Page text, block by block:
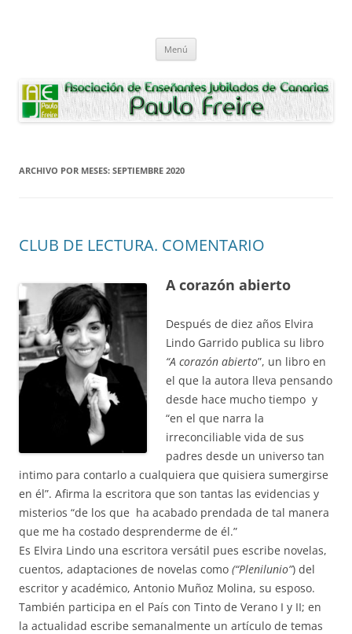
Paulo Freire
Menú
ARCHIVO POR MESES: SEPTIEMBRE 2020
CLUB DE LECTURA. COMENTARIO
A corazón abierto
Después de diez años Elvira
Lindo Garrido publica su libro
“A corazón abierto”, un libro en
el que la autora lleva pensando
desde hace mucho tiempo y
“en el que narra la
irreconciliable vida de sus
padres desde un universo tan
intimo para contarlo a cualquiera que quisiera sumergirse
en él”. Afirma la escritora que son tantas las evidencias y
misterios “de los que ha acabado prendada de tal manera
que me ha costado desprenderme de él.”
Es Elvira Lindo una escritora versátil pues escribe novelas,
cuentos, adaptaciones de novelas como (“Plenilunio”) del
escritor y académico, Antonio Muñoz Molina, su esposo.
También participa en el País con Tinto de Verano I y II; en
la actualidad escribe semanalmente un artículo de temas